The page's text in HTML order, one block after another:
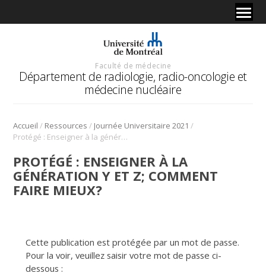
Faculté de médecine
Département de radiologie, radio-oncologie et
médecine nucléaire
Accueil / Ressources / Journée Universitaire 2021 /
Protégé : Enseigner à la génération Y et Z; comment faire mieux?
PROTÉGÉ : ENSEIGNER À LA
GÉNÉRATION Y ET Z; COMMENT
FAIRE MIEUX?
Cette publication est protégée par un mot de passe.
Pour la voir, veuillez saisir votre mot de passe ci-
dessous :